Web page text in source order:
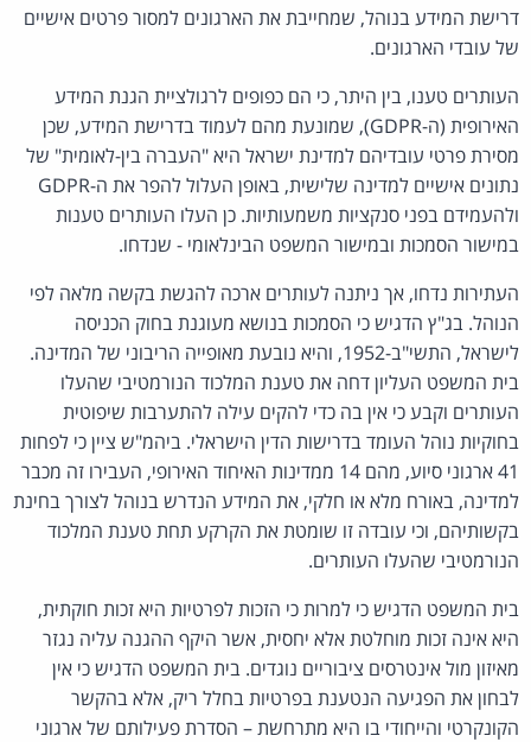
דרישת המידע בנוהל, שמחייבת את הארגונים למסור פרטים אישיים
של עובדי הארגונים.
העותרים טענו, בין היתר, כי הם כפופים לרגולציית הגנת המידע
האירופית (ה-GDPR), שמונעת מהם לעמוד בדרישת המידע, שכן
מסירת פרטי עובדיהם למדינת ישראל היא "העברה בין-לאומית" של
נתונים אישיים למדינה שלישית, באופן העלול להפר את ה‑GDPR
ולהעמידם בפני סנקציות משמעותיות. כן העלו העותרים טענות
במישור הסמכות ובמישור המשפט הבינלאומי - שנדחו.
העתירות נדחו, אך ניתנה לעותרים ארכה להגשת בקשה מלאה לפי
הנוהל. בג"ץ הדגיש כי הסמכות בנושא מעוגנת בחוק הכניסה
לישראל, התשי"ב-1952, והיא נובעת מאופייה הריבוני של המדינה.
בית המשפט העליון דחה את טענת המלכוד הנורמטיבי שהעלו
העותרים וקבע כי אין בה כדי להקים עילה להתערבות שיפוטית
בחוקיות נוהל העומד בדרישות הדין הישראלי. ביהמ"ש ציין כי לפחות
41 ארגוני סיוע, מהם 14 ממדינות האיחוד האירופי, העבירו זה מכבר
למדינה, באורח מלא או חלקי, את המידע הנדרש בנוהל לצורך בחינת
בקשותיהם, וכי עובדה זו שומטת את הקרקע תחת טענת המלכוד
הנורמטיבי שהעלו העותרים.
בית המשפט הדגיש כי למרות כי הזכות לפרטיות היא זכות חוקתית,
היא אינה זכות מוחלטת אלא יחסית, אשר היקף ההגנה עליה נגזר
מאיזון מול אינטרסים ציבוריים נוגדים. בית המשפט הדגיש כי אין
לבחון את הפגיעה הנטענת בפרטיות בחלל ריק, אלא בהקשר
הקונקרטי והייחודי בו היא מתרחשת – הסדרת פעילותם של ארגוני